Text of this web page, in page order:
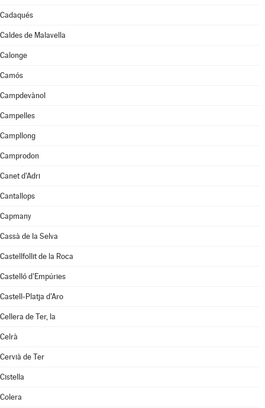
Cadaqués
Caldes de Malavella
Calonge
Camós
Campdevànol
Campelles
Campllong
Camprodon
Canet d'Adri
Cantallops
Capmany
Cassà de la Selva
Castellfollit de la Roca
Castelló d'Empúries
Castell-Platja d'Aro
Cellera de Ter, la
Celrà
Cervià de Ter
Cistella
Colera